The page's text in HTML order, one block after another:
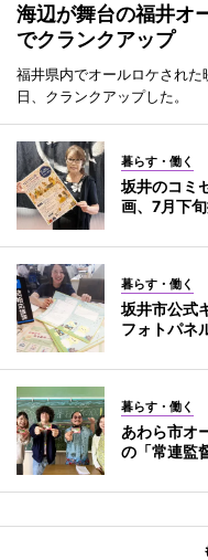
海辺が舞台の福井
でクランクアップ
福井県内でオールロケされ
日、クランクアップした。
暮らす・働く
坂井のコミ
画、7月下
暮らす・働く
坂井市公式
フォトパネ
暮らす・働く
あわら市オ
の「常連監